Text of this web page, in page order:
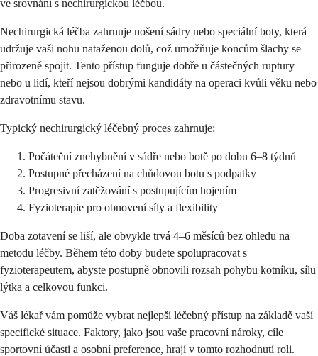
ve srovnání s nechirurgickou léčbou.
Nechirurgická léčba zahrnuje nošení sádry nebo speciální boty, která
udržuje vaši nohu nataženou dolů, což umožňuje koncům šlachy se
přirozeně spojit. Tento přístup funguje dobře u částečných ruptury
nebo u lidí, kteří nejsou dobrými kandidáty na operaci kvůli věku nebo
zdravotnímu stavu.
Typický nechirurgický léčebný proces zahrnuje:
Počáteční znehybnění v sádře nebo botě po dobu 6–8 týdnů
Postupné přecházení na chůdovou botu s podpatky
Progresivní zatěžování s postupujícím hojením
Fyzioterapie pro obnovení síly a flexibility
Doba zotavení se liší, ale obvykle trvá 4–6 měsíců bez ohledu na
metodu léčby. Během této doby budete spolupracovat s
fyzioterapeutem, abyste postupně obnovili rozsah pohybu kotníku, sílu
lýtka a celkovou funkci.
Váš lékař vám pomůže vybrat nejlepší léčebný přístup na základě vaší
specifické situace. Faktory, jako jsou vaše pracovní nároky, cíle
sportovní účasti a osobní preference, hrají v tomto rozhodnutí roli.